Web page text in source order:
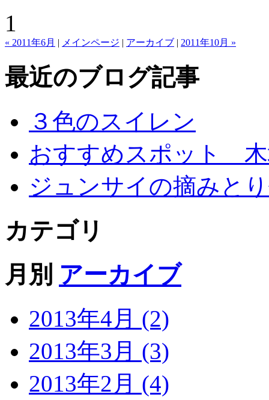
1
« 2011年6月 | メインページ | アーカイブ | 2011年10月 »
最近のブログ記事
３色のスイレン
おすすめスポット 木
ジュンサイの摘みと
カテゴリ
月別 アーカイブ
2013年4月 (2)
2013年3月 (3)
2013年2月 (4)